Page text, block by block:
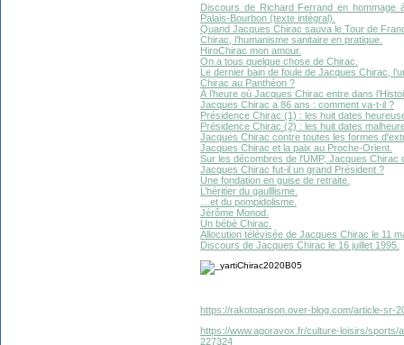
Discours de Richard Ferrand en
Palais-Bourbon (texte intégral).
Quand Jacques Chirac sauva le Tour de
Chirac, l’humanisme sanitaire en pratique.
HiroChirac mon amour.
On a tous quelque chose de Chirac.
Le dernier bain de foule de Jacques Chirac,
Chirac au Panthéon ?
À l’heure où Jacques Chirac entre dans
Jacques Chirac a 86 ans : comment va-t-il ?
Présidence Chirac (1) : les huit dates
Présidence Chirac (2) : les huit dates
Jacques Chirac contre toutes les formes
Jacques Chirac et la paix au Proche-Orient.
Sur les décombres de l'UMP, Jacques Chirac
Jacques Chirac fut-il un grand Président ?
Une fondation en guise de retraite.
L’héritier du gaulllisme.
…et du pompidolisme.
Jérôme Monod.
Un bébé Chirac.
Allocution télévisée de Jacques Chirac le 11
Discours de Jacques Chirac le 16 juillet 1995.
https://rakotoarison.over-blog.com/article-sr-
https://www.agoravox.fr/culture-loisirs/
227324